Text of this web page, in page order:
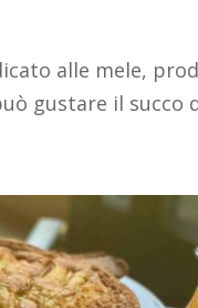
alle mele,
gustare il succo